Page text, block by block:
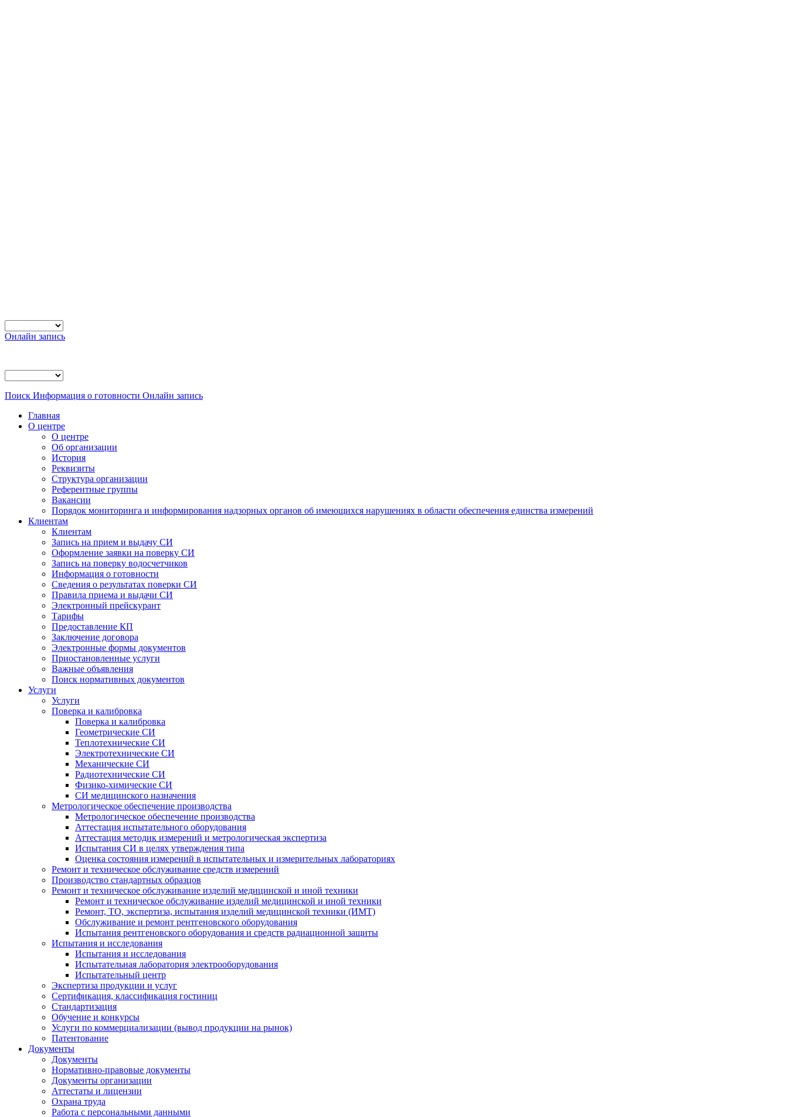
Онлайн запись
Поиск Информация о готовности Онлайн запись
Главная
О центре
О центре
Об организации
История
Реквизиты
Структура организации
Референтные группы
Вакансии
Порядок мониторинга и информирования надзорных органов об имеющихся нарушениях в области обеспечения единства измерений
Клиентам
Клиентам
Запись на прием и выдачу СИ
Оформление заявки на поверку СИ
Запись на поверку водосчетчиков
Информация о готовности
Сведения о результатах поверки СИ
Правила приема и выдачи СИ
Электронный прейскурант
Тарифы
Предоставление КП
Заключение договора
Электронные формы документов
Приостановленные услуги
Важные объявления
Поиск нормативных документов
Услуги
Услуги
Поверка и калибровка
Поверка и калибровка
Геометрические СИ
Теплотехнические СИ
Электротехнические СИ
Механические СИ
Радиотехнические СИ
Физико-химические СИ
СИ медицинского назначения
Метрологическое обеспечение производства
Метрологическое обеспечение производства
Аттестация испытательного оборудования
Аттестация методик измерений и метрологическая экспертиза
Испытания СИ в целях утверждения типа
Оценка состояния измерений в испытательных и измерительных лабораториях
Ремонт и техническое обслуживание средств измерений
Производство стандартных образцов
Ремонт и техническое обслуживание изделий медицинской и иной техники
Ремонт и техническое обслуживание изделий медицинской и иной техники
Ремонт, ТО, экспертиза, испытания изделий медицинской техники (ИМТ)
Обслуживание и ремонт рентгеновского оборудования
Испытания рентгеновского оборудования и средств радиационной защиты
Испытания и исследования
Испытания и исследования
Испытательная лаборатория электрооборудования
Испытательный центр
Экспертиза продукции и услуг
Сертификация, классификация гостиниц
Стандартизация
Обучение и конкурсы
Услуги по коммерциализации (вывод продукции на рынок)
Патентование
Документы
Документы
Нормативно-правовые документы
Документы организации
Аттестаты и лицензии
Охрана труда
Работа с персональными данными